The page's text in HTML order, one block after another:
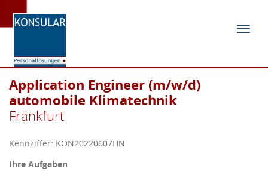
Application Engineer (m/w/d)
automobile Klimatechnik
Frankfurt
Kennziffer: KON20220607HN
Ihre Aufgaben